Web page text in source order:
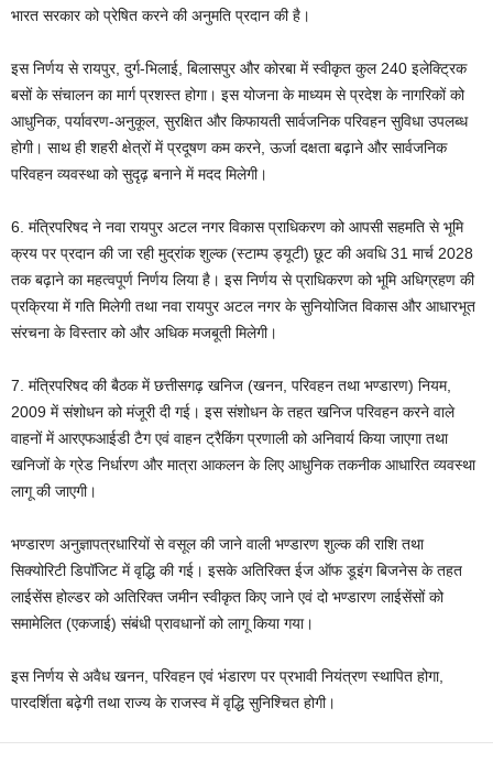
भारत सरकार को प्रेषित करने की अनुमति प्रदान की है।
इस निर्णय से रायपुर, दुर्ग-भिलाई, बिलासपुर और कोरबा में स्वीकृत कुल 240 इलेक्ट्रिक
बसों के संचालन का मार्ग प्रशस्त होगा। इस योजना के माध्यम से प्रदेश के नागरिकों को
आधुनिक, पर्यावरण-अनुकूल, सुरक्षित और किफायती सार्वजनिक परिवहन सुविधा उपलब्ध
होगी। साथ ही शहरी क्षेत्रों में प्रदूषण कम करने, ऊर्जा दक्षता बढ़ाने और सार्वजनिक
परिवहन व्यवस्था को सुदृढ़ बनाने में मदद मिलेगी।
6. मंत्रिपरिषद ने नवा रायपुर अटल नगर विकास प्राधिकरण को आपसी सहमति से भूमि
क्रय पर प्रदान की जा रही मुद्रांक शुल्क (स्टाम्प ड्यूटी) छूट की अवधि 31 मार्च 2028
तक बढ़ाने का महत्वपूर्ण निर्णय लिया है। इस निर्णय से प्राधिकरण को भूमि अधिग्रहण की
प्रक्रिया में गति मिलेगी तथा नवा रायपुर अटल नगर के सुनियोजित विकास और आधारभूत
संरचना के विस्तार को और अधिक मजबूती मिलेगी।
7. मंत्रिपरिषद की बैठक में छत्तीसगढ़ खनिज (खनन, परिवहन तथा भण्डारण) नियम,
2009 में संशोधन को मंजूरी दी गई। इस संशोधन के तहत खनिज परिवहन करने वाले
वाहनों में आरएफआईडी टैग एवं वाहन ट्रैकिंग प्रणाली को अनिवार्य किया जाएगा तथा
खनिजों के ग्रेड निर्धारण और मात्रा आकलन के लिए आधुनिक तकनीक आधारित व्यवस्था
लागू की जाएगी।
भण्डारण अनुज्ञापत्रधारियों से वसूल की जाने वाली भण्डारण शुल्क की राशि तथा
सिक्योरिटी डिपॉजिट में वृद्धि की गई। इसके अतिरिक्त ईज ऑफ डूइंग बिजनेस के तहत
लाईसेंस होल्डर को अतिरिक्त जमीन स्वीकृत किए जाने एवं दो भण्डारण लाईसेंसों को
समामेलित (एकजाई) संबंधी प्रावधानों को लागू किया गया।
इस निर्णय से अवैध खनन, परिवहन एवं भंडारण पर प्रभावी नियंत्रण स्थापित होगा,
पारदर्शिता बढ़ेगी तथा राज्य के राजस्व में वृद्धि सुनिश्चित होगी।